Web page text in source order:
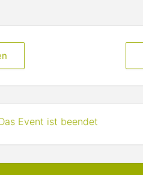
Event ist beendet